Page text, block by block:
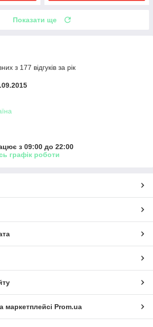
Показати ще
з 177 відгуків за рік
з 09:00 до 22:00
графік роботи
маркетплейсі Prom.ua